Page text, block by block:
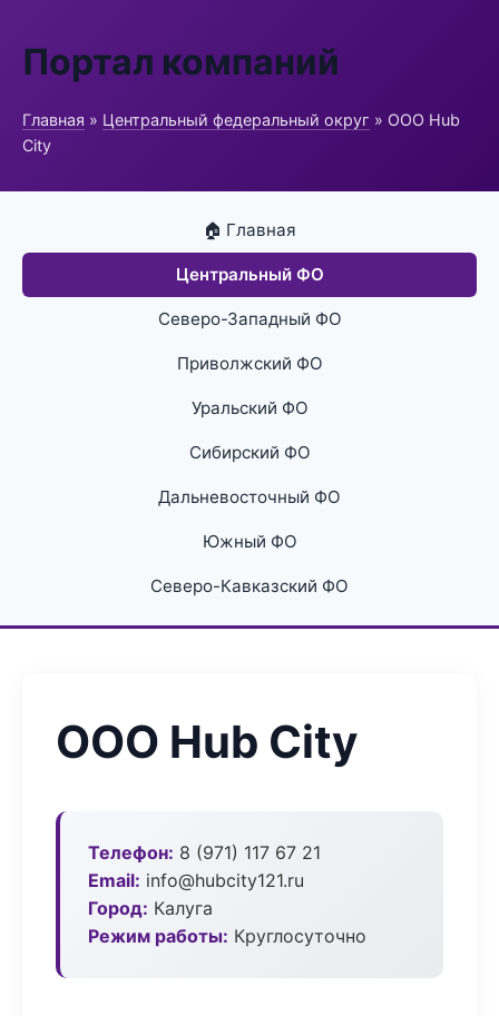
Портал компаний
Главная » Центральный федеральный округ » ООО Hub
City
🏠 Главная
Центральный ФО
Северо-Западный ФО
Приволжский ФО
Уральский ФО
Сибирский ФО
Дальневосточный ФО
Южный ФО
Северо-Кавказский ФО
ООО Hub City
Телефон: 8 (971) 117 67 21
Email: info@hubcity121.ru
Город: Калуга
Режим работы: Круглосуточно